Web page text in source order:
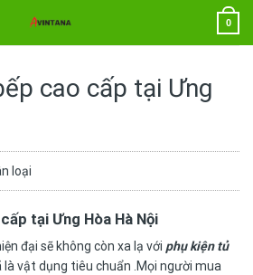
0
cao cấp tại Ưng
loại
tại Ưng Hòa Hà Nội
đại sẽ không còn xa lạ với phụ kiện tủ
là vật dụng tiêu chuẩn .Mọi người mua